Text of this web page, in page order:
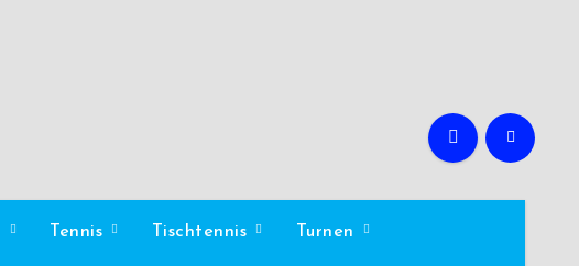
Tennis Tischtennis Turnen